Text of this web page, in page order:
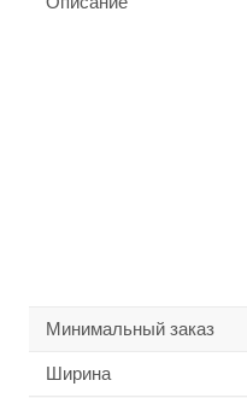
Минимальный заказ
Ширина